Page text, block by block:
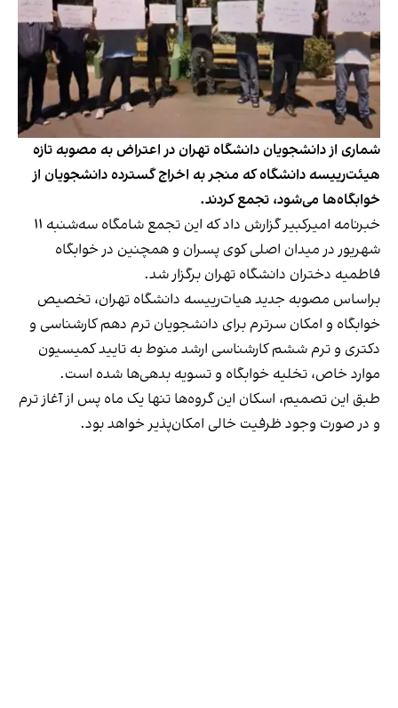
شماری از دانشجویان دانشگاه تهران در اعتراض به مصوبه تازه
هیئت‌رییسه دانشگاه که منجر به اخراج گسترده دانشجویان از
خوابگاه‌ها می‌شود، تجمع کردند.
خبرنامه امیرکبیر گزارش داد که این تجمع شامگاه سه‌شنبه ۱۱
شهریور در میدان اصلی کوی پسران و همچنین در خوابگاه
فاطمیه دختران دانشگاه تهران برگزار شد.
براساس مصوبه جدید هیات‌رییسه دانشگاه تهران، تخصیص
خوابگاه و امکان سرترم برای دانشجویان ترم دهم کارشناسی و
دکتری و ترم ششم کارشناسی ارشد منوط به تایید کمیسیون
موارد خاص، تخلیه خوابگاه و تسویه بدهی‌ها شده است.
طبق این تصمیم، اسکان این گروه‌ها تنها یک ماه پس از آغاز ترم
و در صورت وجود ظرفیت خالی امکان‌پذیر خواهد بود.